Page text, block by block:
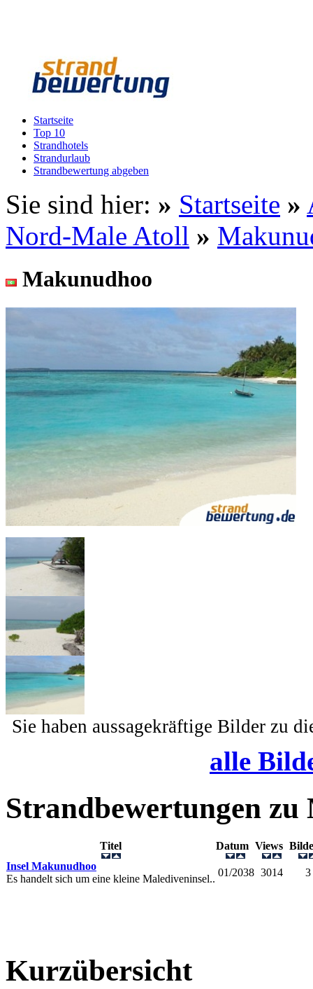
Startseite
Top 10
Strandhotels
Strandurlaub
Strandbewertung abgeben
Sie sind hier: » Startseite »
Nord-Male Atoll »
Makunudhoo
Sie haben aussagekräftige Bilder zu
alle
Strandbewertungen zu
Titel Datum Views
Insel Makunudhoo
Es handelt sich um eine kleine Malediveninsel..
01/2038 3014 3
Kurzübersicht